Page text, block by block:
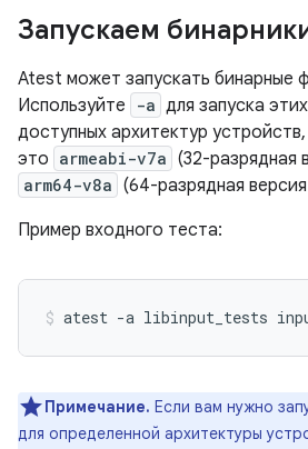
Запускаем
Atest может запускать бинарные
Используйте
-a для запуска
доступных архитектур
это armeabi-v7a (32-разрядная
arm64-v8a (64-разрядная версия
Пример входного теста:
atest -a libinput_tests
Примечание. Если вам нужно
для определенной архитектуры